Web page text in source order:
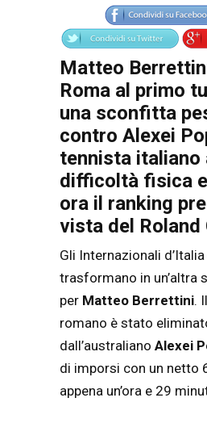
Matteo
Roma al primo
una sconfitta
contro Alexei
tennista italiano
difficoltà fisica
ora il ranking
vista del Roland
Gli Internazionali
trasformano in un’altra
per Matteo Berrettini.
romano è stato
dall’australiano Alexei
di imporsi con un netto
appena un’ora e 29